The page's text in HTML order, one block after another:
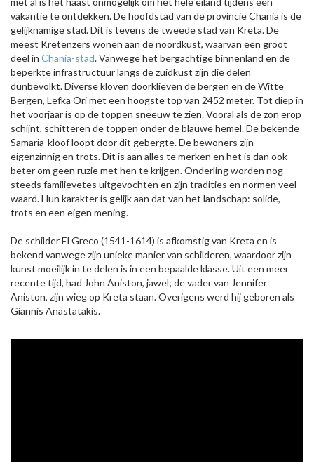
vakantie te ontdekken. De hoofdstad van de provincie Chania is de
gelijknamige stad. Dit is tevens de tweede stad van Kreta. De
meest Kretenzers wonen aan de noordkust, waarvan een groot
deel in Chania-stad. Vanwege het bergachtige binnenland en de
beperkte infrastructuur langs de zuidkust zijn die delen
dunbevolkt. Diverse kloven doorklieven de bergen en de Witte
Bergen, Lefka Ori met een hoogste top van 2452 meter. Tot diep in
het voorjaar is op de toppen sneeuw te zien. Vooral als de zon erop
schijnt, schitteren de toppen onder de blauwe hemel. De bekende
Samaria-kloof loopt door dit gebergte. De bewoners zijn
eigenzinnig en trots. Dit is aan alles te merken en het is dan ook
beter om geen ruzie met hen te krijgen. Onderling worden nog
steeds familievetes uitgevochten en zijn tradities en normen veel
waard. Hun karakter is gelijk aan dat van het landschap: solide,
trots en een eigen mening.
De schilder El Greco (1541-1614) is afkomstig van Kreta en is
bekend vanwege zijn unieke manier van schilderen, waardoor zijn
kunst moeilijk in te delen is in een bepaalde klasse. Uit een meer
recente tijd, had John Aniston, jawel; de vader van Jennifer
Aniston, zijn wieg op Kreta staan. Overigens werd hij geboren als
Giannis Anastatakis.